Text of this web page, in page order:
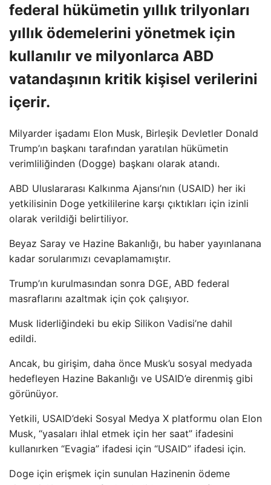
federal hükümetin yıllık trilyonları
yıllık ödemelerini yönetmek için
kullanılır ve milyonlarca ABD
vatandaşının kritik kişisel verilerini
içerir.
Milyarder işadamı Elon Musk, Birleşik Devletler Donald
Trump’ın başkanı tarafından yaratılan hükümetin
verimliliğinden (Dogge) başkanı olarak atandı.
ABD Uluslararası Kalkınma Ajansı’nın (USAID) her iki
yetkilisinin Doge yetkililerine karşı çıktıkları için izinli
olarak verildiği belirtiliyor.
Beyaz Saray ve Hazine Bakanlığı, bu haber yayınlanana
kadar sorularımızı cevaplamamıştır.
Trump’ın kurulmasından sonra DGE, ABD federal
masraflarını azaltmak için çok çalışıyor.
Musk liderliğindeki bu ekip Silikon Vadisi’ne dahil
edildi.
Ancak, bu girişim, daha önce Musk’u sosyal medyada
hedefleyen Hazine Bakanlığı ve USAID’e direnmiş gibi
görünüyor.
Yetkili, USAID’deki Sosyal Medya X platformu olan Elon
Musk, “yasaları ihlal etmek için her saat” ifadesini
kullanırken “Evagia” ifadesi için “USAID” ifadesi için.
Doge için erişmek için sunulan Hazinenin ödeme